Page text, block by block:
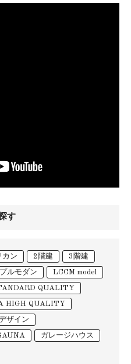
す
カン 2階建 3階建
ルモダン LCCM model
QUALITY
HIGH QUALITY
ザイン
ガレージハウス